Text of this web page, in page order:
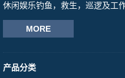
休闲娱乐钓鱼，救生，巡逻及工作
MORE
产品分类